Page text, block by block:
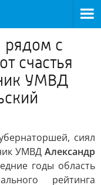
рядом с
счастья
УМВД
сиял
УМВД Александр
годы область
рейтинга